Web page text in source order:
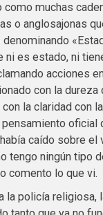
como muchas
o anglosajonas
ni es estado, ni
acciones
con la dureza
la claridad con
pensamiento oficial
caído sobre el
tengo ningún tipo
comento lo que vi.
la policía religiosa,